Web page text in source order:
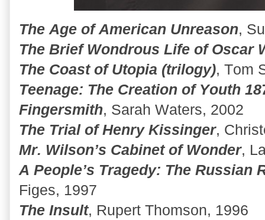
The Age of American Unreason,
The Brief Wondrous Life of Oscar
The Coast of Utopia (trilogy), Tom
Teenage: The Creation of Youth
Fingersmith, Sarah Waters, 2002
The Trial of Henry Kissinger,
Mr. Wilson’s Cabinet of Wonder,
A People’s Tragedy: The Russian
Figes, 1997
The Insult, Rupert Thomson, 1996